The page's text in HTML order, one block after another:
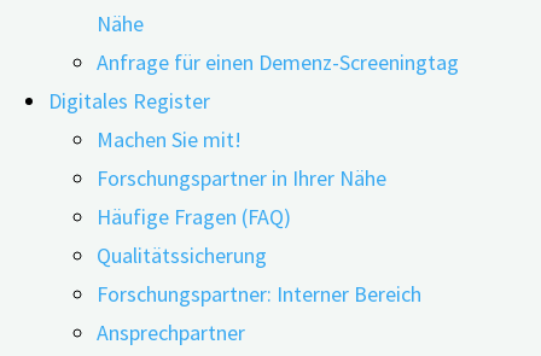
Nähe
Anfrage für einen Demenz-Screeningtag
Digitales Register
Machen Sie mit!
Forschungspartner in Ihrer Nähe
Häufige Fragen (FAQ)
Qualitätssicherung
Forschungspartner: Interner Bereich
Ansprechpartner
18.10.202116.07.2026
Ehrenamtlich Tätige sind ein wichtiger Baustein bei
der Versorgung von Menschen mit Demenz und der